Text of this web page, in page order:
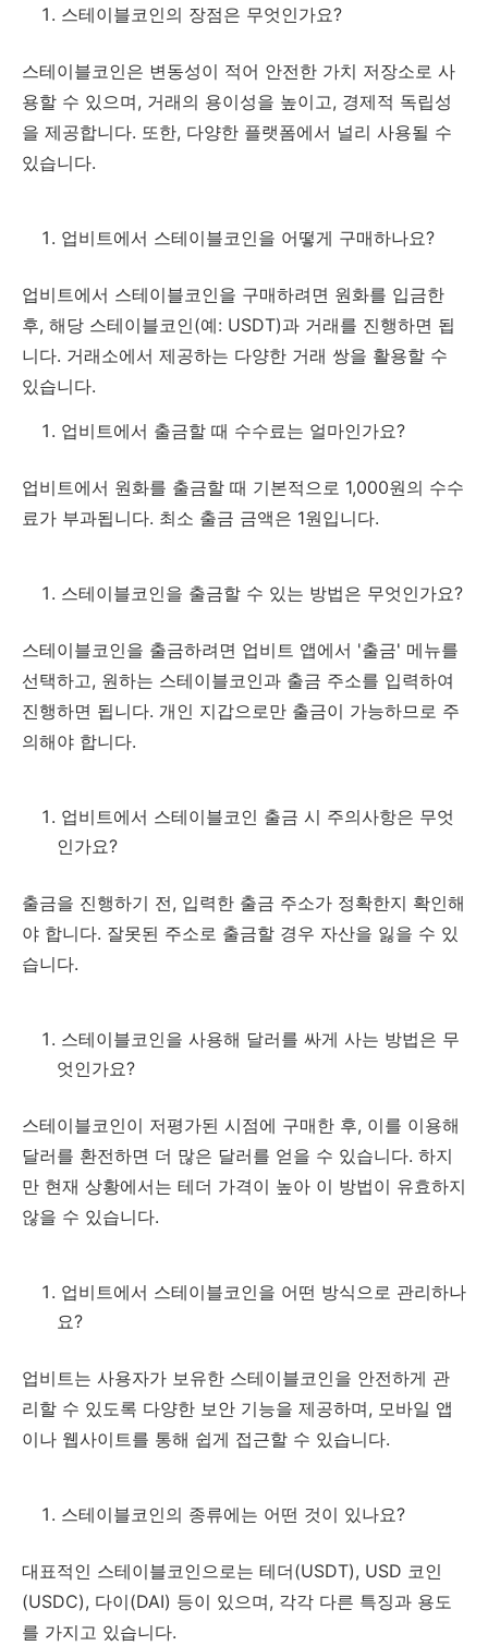
스테이블코인의 장점은 무엇인가요?
스테이블코인은 변동성이 적어 안전한 가치 저장소로 사
용할 수 있으며, 거래의 용이성을 높이고, 경제적 독립성
을 제공합니다. 또한, 다양한 플랫폼에서 널리 사용될 수
있습니다.
업비트에서 스테이블코인을 어떻게 구매하나요?
업비트에서 스테이블코인을 구매하려면 원화를 입금한
후, 해당 스테이블코인(예: USDT)과 거래를 진행하면 됩
니다. 거래소에서 제공하는 다양한 거래 쌍을 활용할 수
있습니다.
업비트에서 출금할 때 수수료는 얼마인가요?
업비트에서 원화를 출금할 때 기본적으로 1,000원의 수수
료가 부과됩니다. 최소 출금 금액은 1원입니다.
스테이블코인을 출금할 수 있는 방법은 무엇인가요?
스테이블코인을 출금하려면 업비트 앱에서 '출금' 메뉴를
선택하고, 원하는 스테이블코인과 출금 주소를 입력하여
진행하면 됩니다. 개인 지갑으로만 출금이 가능하므로 주
의해야 합니다.
업비트에서 스테이블코인 출금 시 주의사항은 무엇
인가요?
출금을 진행하기 전, 입력한 출금 주소가 정확한지 확인해
야 합니다. 잘못된 주소로 출금할 경우 자산을 잃을 수 있
습니다.
스테이블코인을 사용해 달러를 싸게 사는 방법은 무
엇인가요?
스테이블코인이 저평가된 시점에 구매한 후, 이를 이용해
달러를 환전하면 더 많은 달러를 얻을 수 있습니다. 하지
만 현재 상황에서는 테더 가격이 높아 이 방법이 유효하지
않을 수 있습니다.
업비트에서 스테이블코인을 어떤 방식으로 관리하나
요?
업비트는 사용자가 보유한 스테이블코인을 안전하게 관
리할 수 있도록 다양한 보안 기능을 제공하며, 모바일 앱
이나 웹사이트를 통해 쉽게 접근할 수 있습니다.
스테이블코인의 종류에는 어떤 것이 있나요?
대표적인 스테이블코인으로는 테더(USDT), USD 코인
(USDC), 다이(DAI) 등이 있으며, 각각 다른 특징과 용도
를 가지고 있습니다.